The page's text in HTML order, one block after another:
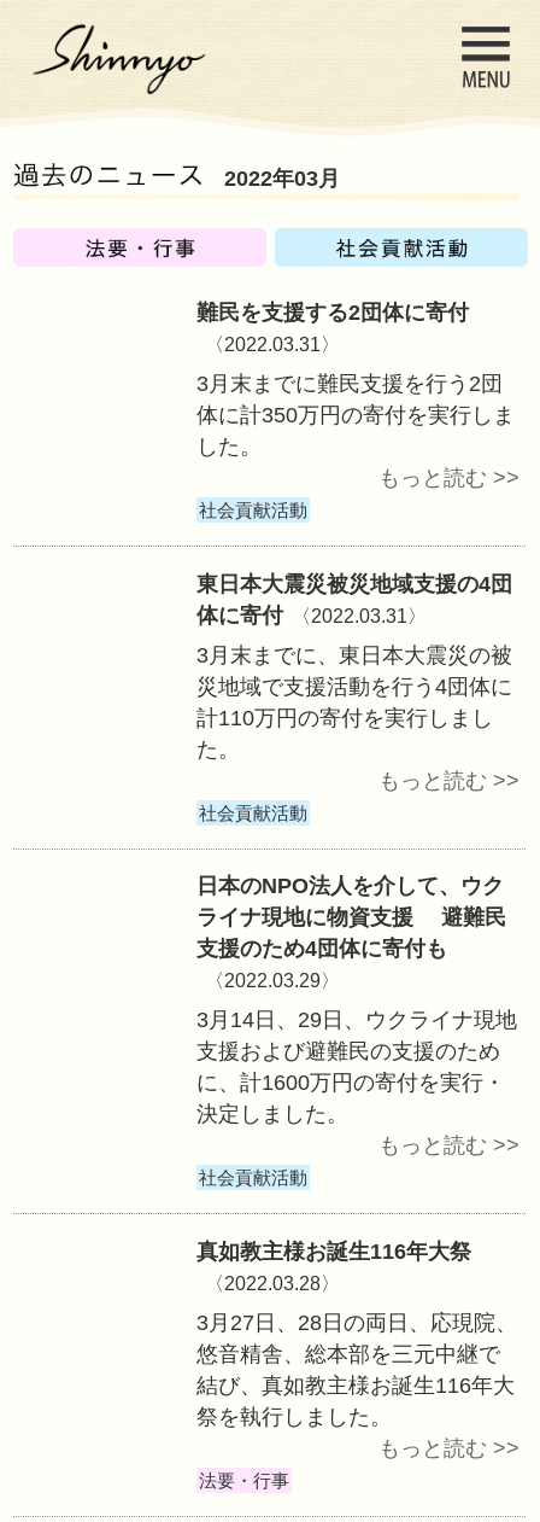
2022年03月
〈2022.03.31〉
3月末までに難民
体に計350万円の
した。
社会貢献活動
東日本大震災被災
体に寄付 〈
3月末までに、東
災地域で支援活動
計110万円の寄付
た。
社会貢献活動
日本のNPO法人
ライナ現地に物
支援のため4団体
〈2022.03.29〉
3月14日、29日
支援および避難民